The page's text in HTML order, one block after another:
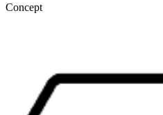
Concept